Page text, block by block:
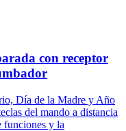
con receptor
Día de la Madre y Año
del mando a distancia
funciones y la